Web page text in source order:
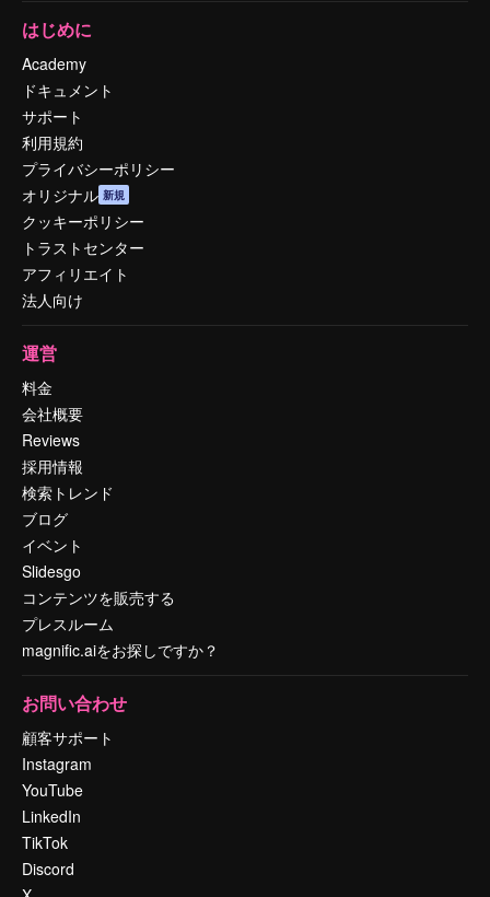
はじめに
Academy
ドキュメント
サポート
利用規約
プライバシーポリシー
オリジナル 新規
クッキーポリシー
トラストセンター
アフィリエイト
法人向け
運営
料金
会社概要
Reviews
採用情報
検索トレンド
ブログ
イベント
Slidesgo
コンテンツを販売する
プレスルーム
magnific.aiをお探しですか？
お問い合わせ
顧客サポート
Instagram
YouTube
LinkedIn
TikTok
Discord